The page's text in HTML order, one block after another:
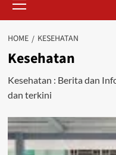
Menu
HOME KESEHATAN
Kesehatan
Kesehatan : Berita dan
dan terkini